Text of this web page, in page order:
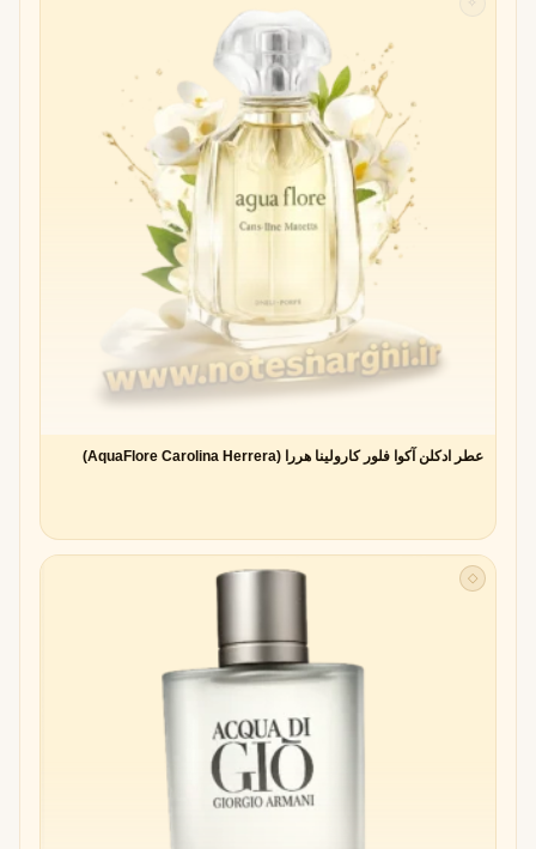
عطر ادکلن آکوا فلور کارولینا هررا (AquaFlore Carolina Herrera)
◇